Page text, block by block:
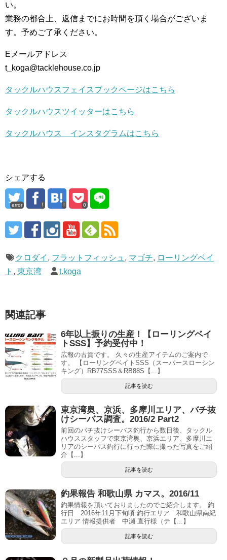
い。
業務の都合上、返信までにお時間を頂く場合がございま
す。予めご了承ください。
Eメールアドレス
t_koga@tacklehouse.co.jp
タックルハウスフェイスブックページはこちら
タックルハウスツイッターはこちら
タックルハウス インスタグラムはこちら
シェアする
error 0
クロダイ , フラットフィッシュ , マゴチ, ローリングベイ
ト , 東京湾 t.koga
関連記事
6年以上振りの生産！【ローリングベイ
トSSS】予約受付中！
広報の古賀です。 久々の生産アイテムのご案内で
す。 【ローリングベイトSSS（スーパースローシン
キング）RB77SSS＆RB88S【...】
記事を読む
東京湾奥、京浜、多摩川エリア、バチ抜
けシーバス調査。2016/2 Part2
前回のバチ抜けシーバス釣行から数日後、タックル
ハウススタッフで東京湾奥、京浜エリア、多摩川エ
リアのシーバス釣行に行った際に撮った写真をご紹
介【...】
記事を読む
釣果報告 和歌山県 カマス。2016/11
釣果情報を頂いておりましたのでご紹介します。 釣
行日 2016年11月下旬頃 釣行エリア 和歌山県南紀
エリア 情報提供者 中瀬 直行様（テ【...】
記事を読む